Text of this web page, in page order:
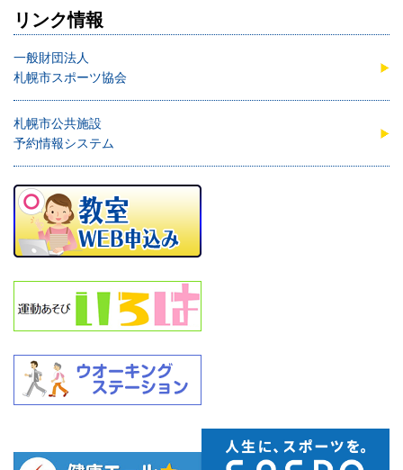
リンク情報
一般財団法人
札幌市スポーツ協会
札幌市公共施設
予約情報システム